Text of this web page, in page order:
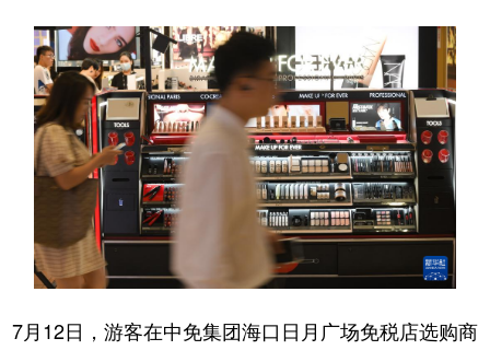
7月12日，游客在中免集团海口日月广场免税店选购商